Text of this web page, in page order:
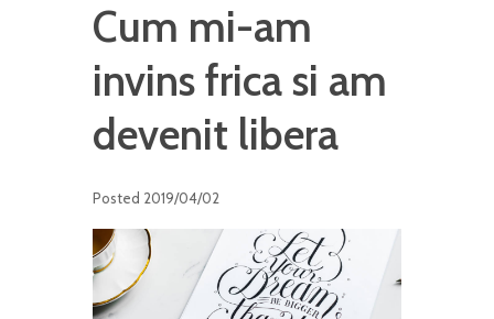
Cum mi-am
invins frica si am
devenit libera
Posted 2019/04/02